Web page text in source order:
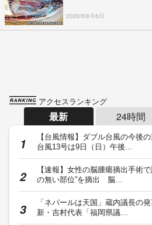
2026年8月6日
アクセスランキング
最新 24時間
【台風情報】ダブル台風の今後
台風13号は9日（日）午後…
【速報】女性の脳腫瘍摘出手術
の無い部位”を摘出 脳…
「ネパールは天国」蔵内議長の
新・吉村代表「福岡県議…